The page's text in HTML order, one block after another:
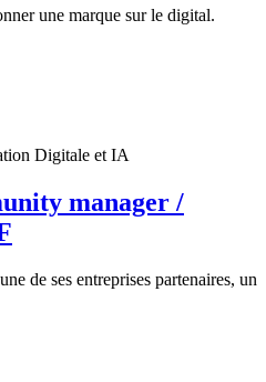
une marque sur le digital.
Digitale et IA
manager /
de ses entreprises partenaires, un